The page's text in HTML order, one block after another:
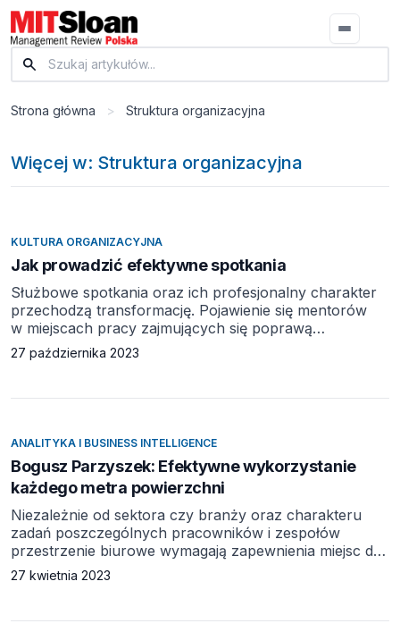
Strona główna > Struktura organizacyjna
Więcej w: Struktura organizacyjna
KULTURA ORGANIZACYJNA
Jak prowadzić efektywne spotkania
Służbowe spotkania oraz ich profesjonalny charakter
przechodzą transformację. Pojawienie się mentorów
w miejscach pracy zajmujących się poprawą
efektywności spotkań świadczy o tym, że mamy do
czynienia ze zmianą paradygmatu w kulturze
badacze interakcji czy lekarzy interakcji, którzy zyskują
środowisk akademickich tym tematem, staje się
27 października 2023
ANALITYKA I BUSINESS INTELLIGENCE
Bogusz Parzyszek: Efektywne wykorzystanie
każdego metra powierzchni
Niezależnie od sektora czy branży oraz charakteru
zadań poszczególnych pracowników i zespołów
przestrzenie biurowe wymagają zapewnienia miejsc do
pracy indywidualnej, jak i grupowej (na przykład
badań środowiska pracy i jej charakteru w przeszło 70
27 kwietnia 2023